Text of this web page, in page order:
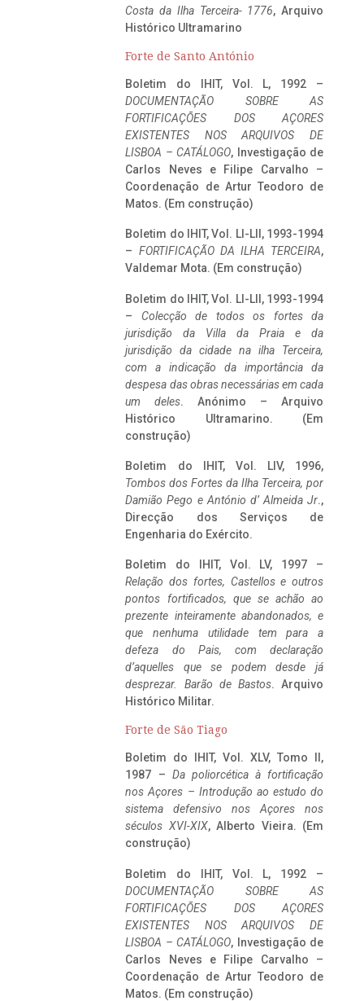
Costa da Ilha Terceira- 1776, Arquivo
Histórico Ultramarino
Forte de Santo António
Boletim do IHIT, Vol. L, 1992 –
DOCUMENTAÇÃO SOBRE AS
FORTIFICAÇÕES DOS AÇORES
EXISTENTES NOS ARQUIVOS DE
LISBOA – CATÁLOGO, Investigação de
Carlos Neves e Filipe Carvalho –
Coordenação de Artur Teodoro de
Matos. (Em construção)
Boletim do IHIT, Vol. LI-LII, 1993-1994
– FORTIFICAÇÃO DA ILHA TERCEIRA,
Valdemar Mota. (Em construção)
Boletim do IHIT, Vol. LI-LII, 1993-1994
– Colecção de todos os fortes da
jurisdição da Villa da Praia e da
jurisdição da cidade na ilha Terceira,
com a indicação da importância da
despesa das obras necessárias em cada
um deles. Anónimo – Arquivo
Histórico Ultramarino. (Em
construção)
Boletim do IHIT, Vol. LIV, 1996,
Tombos dos Fortes da Ilha Terceira, por
Damião Pego e António d’ Almeida Jr.,
Direcção dos Serviços de
Engenharia do Exército.
Boletim do IHIT, Vol. LV, 1997 –
Relação dos fortes, Castellos e outros
pontos fortificados, que se achão ao
prezente inteiramente abandonados, e
que nenhuma utilidade tem para a
defeza do Pais, com declaração
d’aquelles que se podem desde já
desprezar. Barão de Bastos. Arquivo
Histórico Militar.
Forte de São Tiago
Boletim do IHIT, Vol. XLV, Tomo II,
1987 – Da poliorcética à fortificação
nos Açores – Introdução ao estudo do
sistema defensivo nos Açores nos
séculos XVI-XIX, Alberto Vieira. (Em
construção)
Boletim do IHIT, Vol. L, 1992 –
DOCUMENTAÇÃO SOBRE AS
FORTIFICAÇÕES DOS AÇORES
EXISTENTES NOS ARQUIVOS DE
LISBOA – CATÁLOGO, Investigação de
Carlos Neves e Filipe Carvalho –
Coordenação de Artur Teodoro de
Matos. (Em construção)